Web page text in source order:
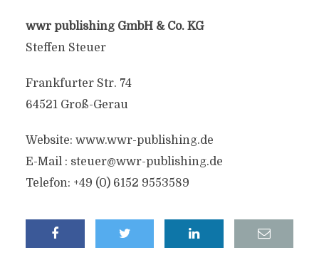
wwr publishing GmbH & Co. KG
Steffen Steuer
Frankfurter Str. 74
64521 Groß-Gerau
Website: www.wwr-publishing.de
E-Mail : steuer@wwr-publishing.de
Telefon: +49 (0) 6152 9553589